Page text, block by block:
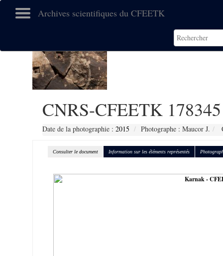
Archives scientifiques du CFEETK
CNRS-CFEETK 178345
Date de la photographie : 2015 Photographe : Maucor J.
Consulter le document Information sur les éléments représentés